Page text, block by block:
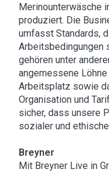
Merinounterwäsche
produziert. Die
umfasst Standards,
Arbeitsbedingungen
gehören unter
angemessene
Arbeitsplatz sowie
Organisation und
sicher, dass unsere
sozialer und
Breyner
Mit Breyner Live in